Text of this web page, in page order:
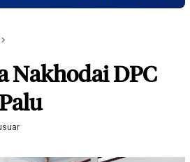
Nakhodai DPC